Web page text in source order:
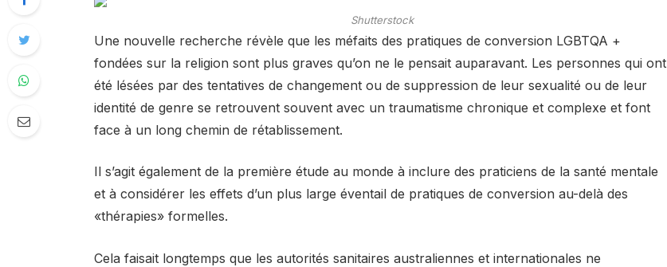
Shutterstock
Une nouvelle recherche révèle que les méfaits des pratiques de conversion LGBTQA +
fondées sur la religion sont plus graves qu’on ne le pensait auparavant. Les personnes qui ont
été lésées par des tentatives de changement ou de suppression de leur sexualité ou de leur
identité de genre se retrouvent souvent avec un traumatisme chronique et complexe et font
face à un long chemin de rétablissement.
Il s’agit également de la première étude au monde à inclure des praticiens de la santé mentale
et à considérer les effets d’un plus large éventail de pratiques de conversion au-delà des
«thérapies» formelles.
Cela faisait longtemps que les autorités sanitaires australiennes et internationales ne